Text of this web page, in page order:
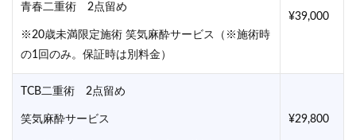
青春二重術 2点留め
※20歳未満限定施術 笑気麻酔サービス（※施術時
の1回のみ。保証時は別料金）
¥39,000
TCB二重術 2点留め
笑気麻酔サービス ¥29,800